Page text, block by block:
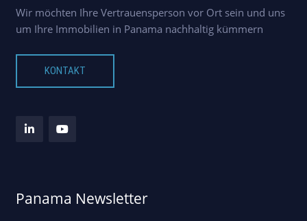
Wir möchten Ihre Vertrauensperson vor Ort sein und uns
um Ihre Immobilien in Panama nachhaltig kümmern
KONTAKT
Panama Newsletter